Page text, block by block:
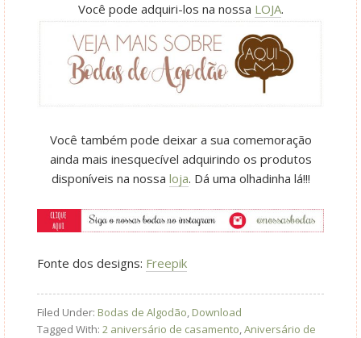
Você pode adquiri-los na nossa LOJA.
Você também pode deixar a sua comemoração
ainda mais inesquecível adquirindo os produtos
disponíveis na nossa loja. Dá uma olhadinha lá!!!
Fonte dos designs: Freepik
Filed Under: Bodas de Algodão, Download
Tagged With: 2 aniversário de casamento,Aniversário de